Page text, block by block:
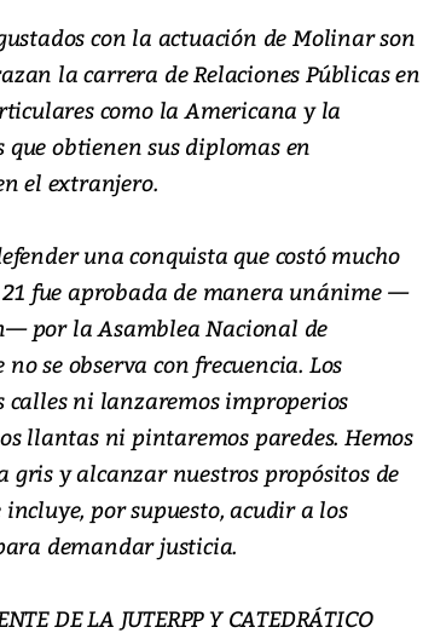
con la actuación de Molinar son
la carrera de Relaciones Públicas en
como la Americana y la
obtienen sus diplomas en
el extranjero.
una conquista que costó mucho
fue aprobada de manera unánime —
por la Asamblea Nacional de
se observa con frecuencia. Los
calles ni lanzaremos improperios
llantas ni pintaremos paredes. Hemos
y alcanzar nuestros propósitos de
por supuesto, acudir a los
demandar justicia.
DE LA JUTERPP Y CATEDRÁTICO